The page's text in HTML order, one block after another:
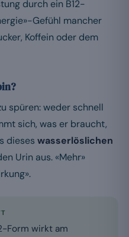
durch ein B12-
Gefühl mancher
Koffein oder dem
spüren: weder schnell
sich, was er braucht,
dieses wasserlöslichen
Urin aus. «Mehr»
Form wirkt am